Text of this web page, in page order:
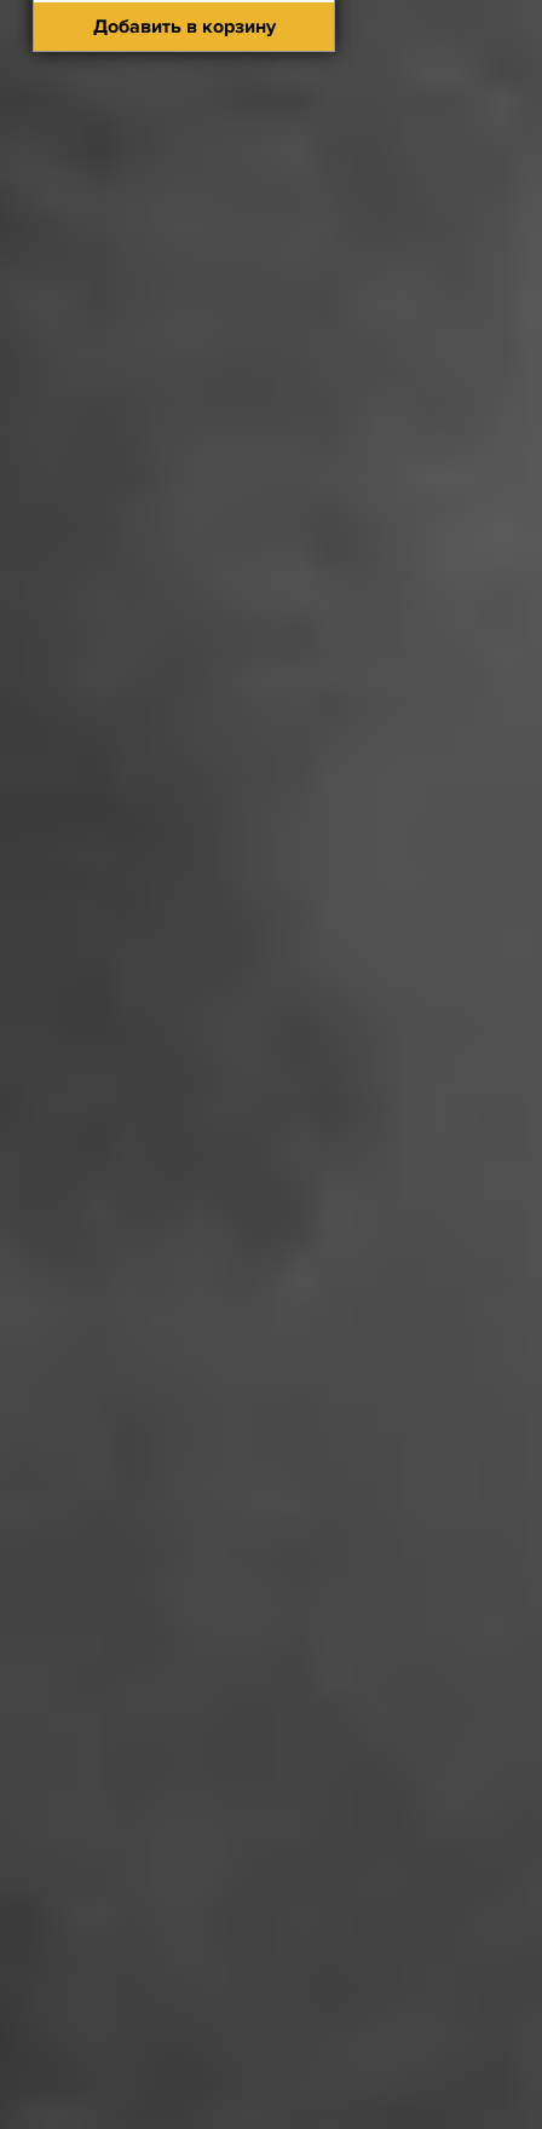
Добавить в корзину